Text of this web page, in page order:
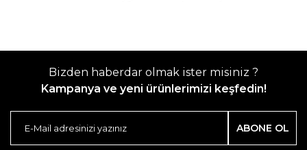
Bizden haberdar olmak ister misiniz ?
Kampanya ve yeni ürünlerimizi keşfedin!
ABONE OL